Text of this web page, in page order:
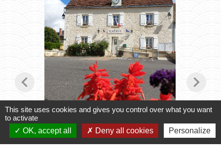
Horaires du Secrétariat
le secrétariat vous accueille
2027
chevron_left chevron_right
This site uses cookies and gives you control over what you want
to activate
OK, accept all
Deny all cookies Personalize